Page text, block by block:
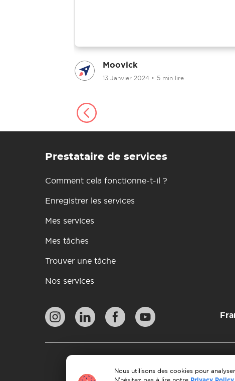
Moovick
13 Janvier 2024 • 5 min lire
Prestataire de services
Comment cela fonctionne-t-il ?
Enregistrer les services
Mes services
Mes tâches
Trouver une tâche
Nos services
Lignes directrices en
Nous utilisons des cookies pour